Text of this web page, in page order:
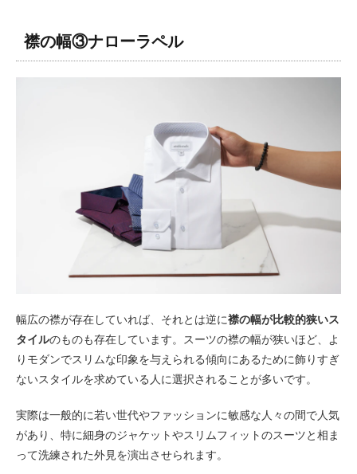
襟の幅③ナローラペル
幅広の襟が存在していれば、それとは逆に襟の幅が比較的狭いス
タイルのものも存在しています。スーツの襟の幅が狭いほど、よ
りモダンでスリムな印象を与えられる傾向にあるために飾りすぎ
ないスタイルを求めている人に選択されることが多いです。
実際は一般的に若い世代やファッションに敏感な人々の間で人気
があり、特に細身のジャケットやスリムフィットのスーツと相ま
って洗練された外見を演出させられます。